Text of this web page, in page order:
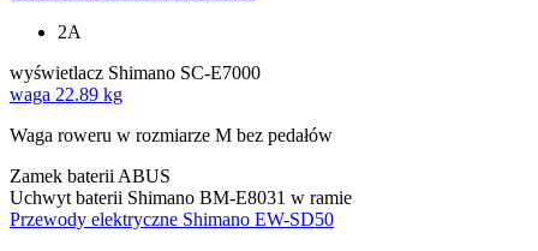
2A
wyświetlacz Shimano SC-E7000
waga 22.89 kg
Waga roweru w rozmiarze M bez pedałów
Zamek baterii ABUS
Uchwyt baterii Shimano BM-E8031 w ramie
Przewody elektryczne Shimano EW-SD50